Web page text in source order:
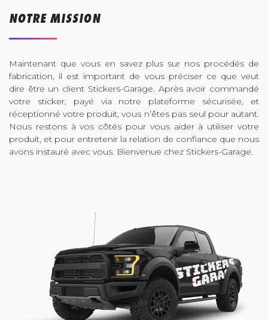
NOTRE MISSION
Maintenant que vous en savez plus sur nos procédés de
fabrication, il est important de vous préciser ce que veut
dire être un client Stickers-Garage. Après avoir commandé
votre sticker, payé via notre plateforme sécurisée, et
réceptionné votre produit, vous n’êtes pas seul pour autant.
Nous restons à vos côtés pour vous aider à utiliser votre
produit, et pour entretenir la relation de confiance que nous
avons instauré avec vous. Bienvenue chez Stickers-Garage.